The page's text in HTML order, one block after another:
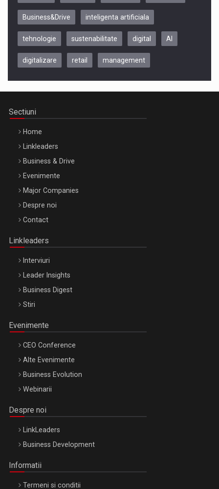
Be Inspired. Make it Happen!, CLUJ, 9 Decembrie
Be Inspired. Make it Happen!, ARTEMIS LETO, ORADEA, 8
Octombrie
Business&Drive inteligenta artificiala
tehnologie sustenabilitate digital AI
digitalizare retail management
Sectiuni
Home
Linkleaders
Business & Drive
Evenimente
Major Companies
Despre noi
Contact
Linkleaders
Interviuri
Leader Insights
Business Digest
Stiri
Evenimente
CEO Conference
Alte Evenimente
Business Evolution
Webinarii
Despre noi
LinkLeaders
Business Development
Informatii
Termeni si conditii